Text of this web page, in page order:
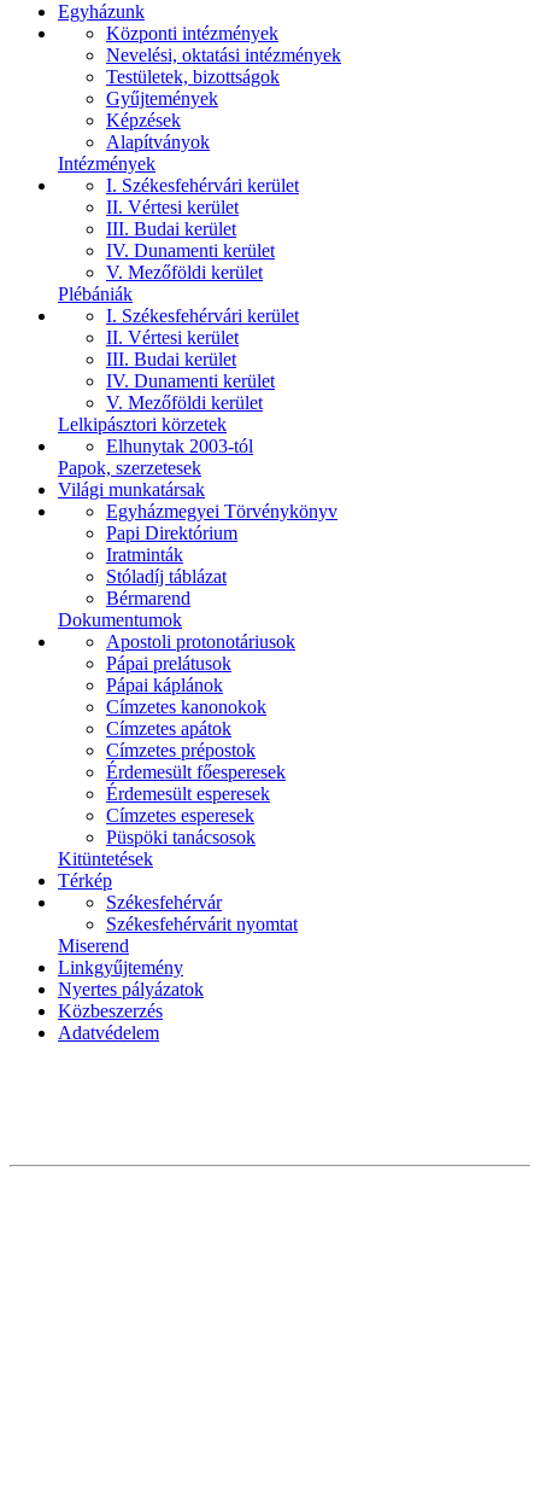
Egyházunk
Központi intézmények
Nevelési, oktatási intézmények
Testületek, bizottságok
Gyűjtemények
Képzések
Alapítványok
Intézmények
I. Székesfehérvári kerület
II. Vértesi kerület
III. Budai kerület
IV. Dunamenti kerület
V. Mezőföldi kerület
Plébániák
I. Székesfehérvári kerület
II. Vértesi kerület
III. Budai kerület
IV. Dunamenti kerület
V. Mezőföldi kerület
Lelkipásztori körzetek
Elhunytak 2003-tól
Papok, szerzetesek
Világi munkatársak
Egyházmegyei Törvénykönyv
Papi Direktórium
Iratminták
Stóladíj táblázat
Bérmarend
Dokumentumok
Apostoli protonotáriusok
Pápai prelátusok
Pápai káplánok
Címzetes kanonokok
Címzetes apátok
Címzetes prépostok
Érdemesült főesperesek
Érdemesült esperesek
Címzetes esperesek
Püspöki tanácsosok
Kitüntetések
Térkép
Székesfehérvár
Székesfehérvárit nyomtat
Miserend
Linkgyűjtemény
Nyertes pályázatok
Közbeszerzés
Adatvédelem